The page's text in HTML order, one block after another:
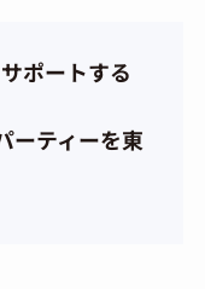
ポートする
ーティーを東